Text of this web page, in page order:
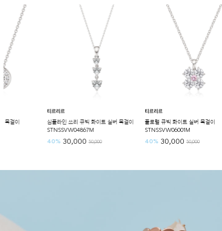
심플라인 쓰리 큐빅 화이트 실버 목걸이
STNSSVW04867M
30,000 50,000
플로럴 큐빅 화이트 실버 목걸이
STNSSVW06001M
30,000 50,000
클래식